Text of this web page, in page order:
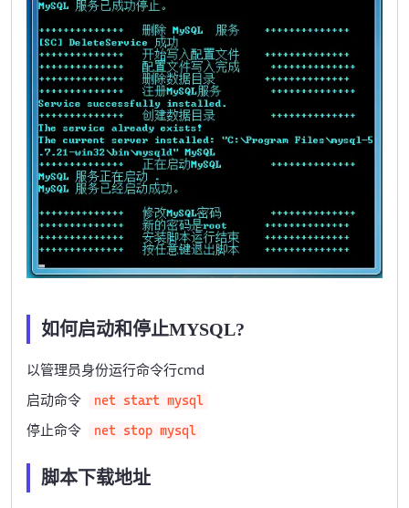
如何启动和停止MYSQL?
以管理员身份运行命令行cmd
启动命令
net start mysql
停止命令 net stop mysql
脚本下载地址